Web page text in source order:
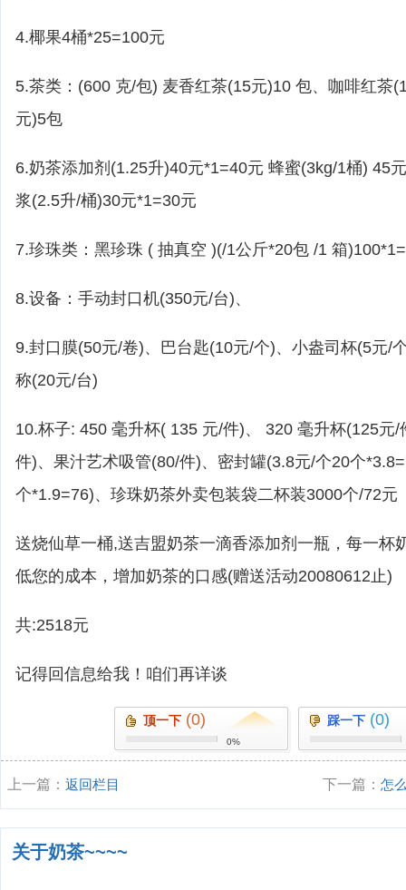
4.椰果4桶*25=100元
5.茶类：(600 克/包) 麦香红茶(15元)10 包、咖啡红茶
元)5包
6.奶茶添加剂(1.25升)40元*1=40元 蜂蜜(3kg/1桶) 45
浆(2.5升/桶)30元*1=30元
7.珍珠类：黑珍珠 ( 抽真空 )(/1公斤*20包 /1 箱
8.设备：手动封口机(350元/台)、
9.封口膜(50元/卷)、巴台匙(10元/个)、小盎司杯(5元/
称(20元/台)
10.杯子: 450 毫升杯( 135 元/件)、 320 毫升杯(125元
件)、果汁艺术吸管(80/件)、密封罐(3.8元/个20个
个*1.9=76)、珍珠奶茶外卖包装袋二杯装3000个/72元
送烧仙草一桶,送吉盟奶茶一滴香添加剂一瓶，每一杯
低您的成本，增加奶茶的口感(赠送活动20080612止)
共:2518元
记得回信息给我！咱们再详谈
顶一下 (0)
0%
踩一下 (0)
上一篇： 返回栏目 下一篇：怎
关于奶茶~~~~